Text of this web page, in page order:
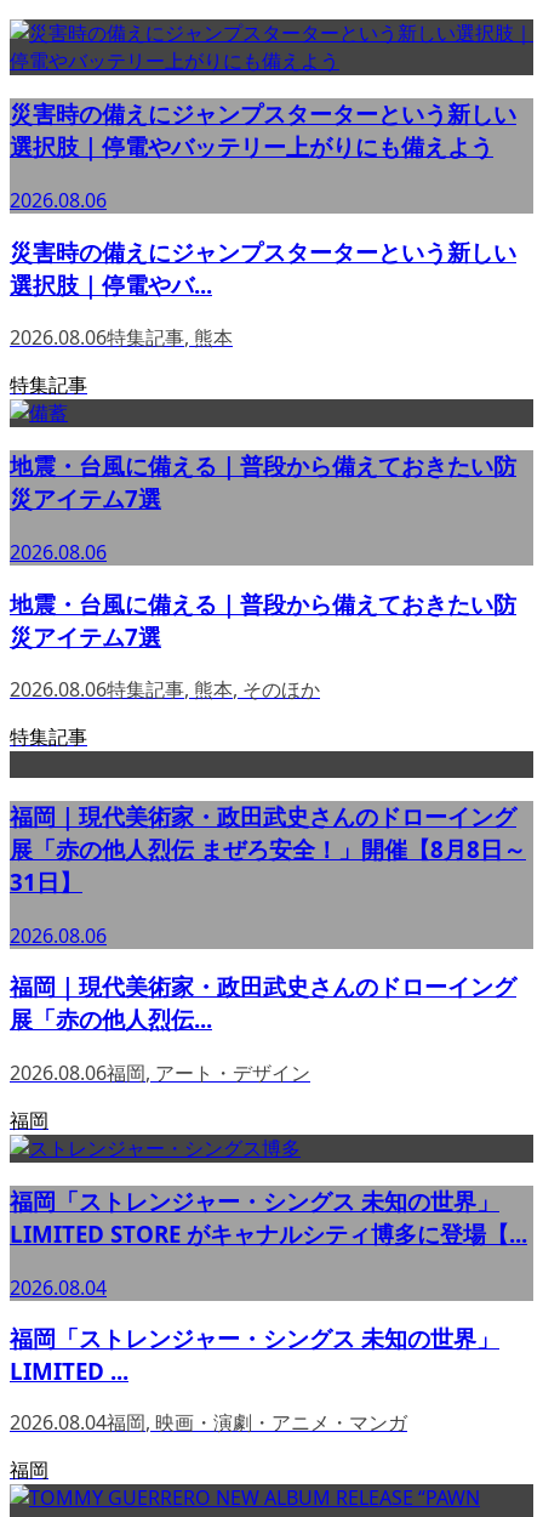
災害時の備えにジャンプスターターという新しい
選択肢｜停電やバッテリー上がりにも備えよう
2026.08.06
災害時の備えにジャンプスターターという新しい
選択肢｜停電やバ...
2026.08.06特集記事, 熊本
特集記事
地震・台風に備える｜普段から備えておきたい防
災アイテム7選
2026.08.06
地震・台風に備える｜普段から備えておきたい防
災アイテム7選
2026.08.06特集記事, 熊本, そのほか
特集記事
福岡｜現代美術家・政田武史さんのドローイング
展「赤の他人烈伝 まぜろ安全！」開催【8月8日～
31日】
2026.08.06
福岡｜現代美術家・政田武史さんのドローイング
展「赤の他人烈伝...
2026.08.06福岡, アート・デザイン
福岡
福岡「ストレンジャー・シングス 未知の世界」
LIMITED STORE がキャナルシティ博多に登場【...
2026.08.04
福岡「ストレンジャー・シングス 未知の世界」
LIMITED ...
2026.08.04福岡, 映画・演劇・アニメ・マンガ
福岡